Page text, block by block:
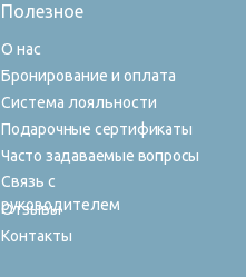
О нас
Отзывы
Контакты
Бронирование и оплата
Система лояльности
Подарочные сертификаты
Часто задаваемые вопросы
Связь с
руководителем
Полезное